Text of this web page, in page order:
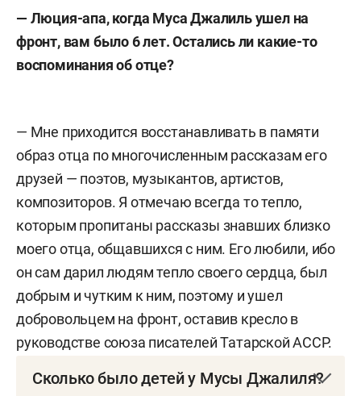
— Люция-апа, когда Муса Джалиль ушел на
фронт, вам было 6 лет. Остались ли какие-то
воспоминания об отце?
— Мне приходится восстанавливать в памяти
образ отца по многочисленным рассказам его
друзей — поэтов, музыкантов, артистов,
композиторов. Я отмечаю всегда то тепло,
которым пропитаны рассказы знавших близко
моего отца, общавшихся с ним. Его любили, ибо
он сам дарил людям тепло своего сердца, был
добрым и чутким к ним, поэтому и ушел
добровольцем на фронт, оставив кресло в
руководстве союза писателей Татарской АССР.
Сколько было детей у Мусы Джалиля?